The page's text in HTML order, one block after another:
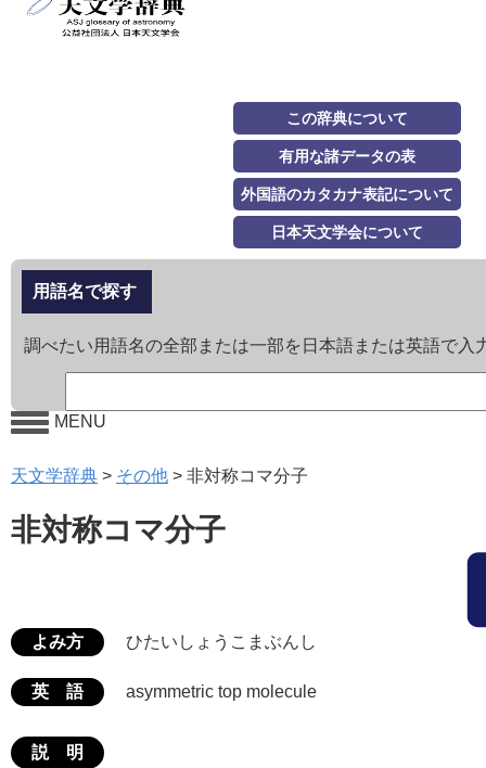
この辞典について
有用な諸データの表
外国語のカタカナ表記について
日本天文学会について
用語名で探す
調べたい用語名の全部または一部を日本語または英語で入
MENU
天文学辞典 > その他 > 非対称コマ分子
非対称コマ分子
よみ方 ひたいしょうこまぶんし
英 語 asymmetric top molecule
説 明